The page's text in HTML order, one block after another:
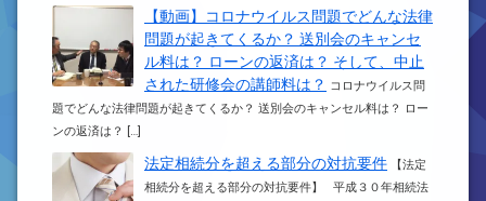
【動画】コロナウイルス問題でどんな法律
問題が起きてくるか？ 送別会のキャンセ
ル料は？ ローンの返済は？ そして、中止
された研修会の講師料は？ コロナウイルス問
題でどんな法律問題が起きてくるか？ 送別会のキャンセル料は？ ロー
ンの返済は？ […]
法定相続分を超える部分の対抗要件
【法定
相続分を超える部分の対抗要件】 平成３０年相続法